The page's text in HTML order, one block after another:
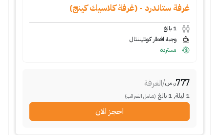
غرفة ستاندرد - (غرفة كلاسيك كينج)
1 بالغ
وجبة افطار كونتيننتال
مستردة
777ر.س/الغرفة
1 ليلة,
1 بالغ (شامل الضرائب)
احجز الان